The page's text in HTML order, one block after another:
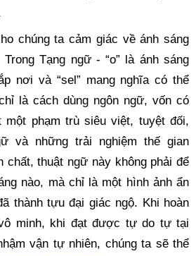
chúng ta cảm giác về ánh sáng
Tạng ngữ - “o” là ánh sáng
nơi và “sel” mang nghĩa có thể
là cách dùng ngôn ngữ, vốn có
một phạm trù siêu việt, tuyệt đối,
và những trải nghiệm thế gian
chất, thuật ngữ này không phải để
nào, mà chỉ là một hình ảnh ẩn
thành tựu đại giác ngộ. Khi hoàn
minh, khi đạt được tự do tự tại
vận tự nhiên, chúng ta sẽ thể